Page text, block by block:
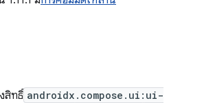
สิทธิ์ androidx.compose.ui:ui-